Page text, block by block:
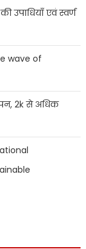
की उपाधियाँ एवं स्वर्ण
wave of
2k से अधिक